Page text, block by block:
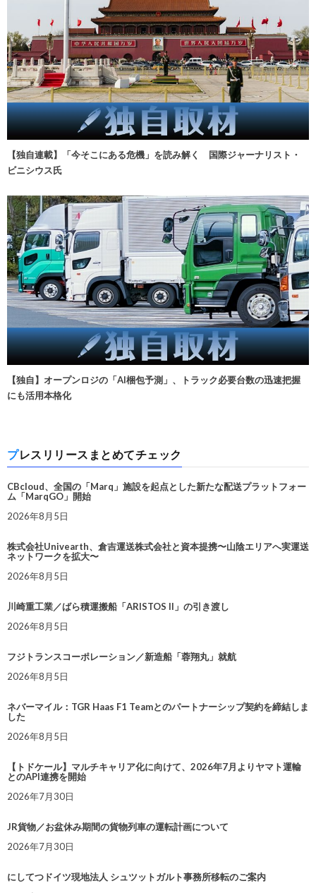
【独自連載】「今そこにある危機」を読み解く 国際ジャーナリスト・
ビニシウス氏
【独自】オープンロジの「AI梱包予測」、トラック必要台数の迅速把握
にも活用本格化
プレスリリースまとめてチェック
CBcloud、全国の「Marq」施設を起点とした新たな配送プラットフォー
ム「MarqGO」開始
2026年8月5日
株式会社Univearth、倉吉運送株式会社と資本提携〜山陰エリアへ実運送
ネットワークを拡大〜
2026年8月5日
川崎重工業／ばら積運搬船「ARISTOS II」の引き渡し
2026年8月5日
フジトランスコーポレーション／新造船「蓉翔丸」就航
2026年8月5日
ネバーマイル：TGR Haas F1 Teamとのパートナーシップ契約を締結しま
した
2026年8月5日
【トドケール】マルチキャリア化に向けて、2026年7月よりヤマト運輸
とのAPI連携を開始
2026年7月30日
JR貨物／お盆休み期間の貨物列車の運転計画について
2026年7月30日
にしてつドイツ現地法人 シュツットガルト事務所移転のご案内